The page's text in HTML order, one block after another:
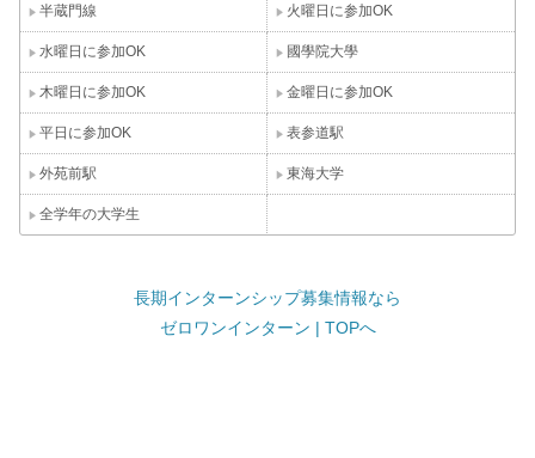
半蔵門線 火曜日に参加OK
水曜日に参加OK 國學院大學
木曜日に参加OK 金曜日に参加OK
平日に参加OK 表参道駅
外苑前駅 東海大学
全学年の大学生
長期インターンシップ募集情報なら
ゼロワンインターン | TOPへ